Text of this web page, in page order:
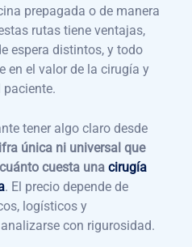
prepagada o de manera
rutas tiene ventajas,
espera distintos, y todo
en el valor de la cirugía y
paciente.
tener algo claro desde
única ni universal que
cuesta una cirugía
. El precio depende de
logísticos y
con rigurosidad.